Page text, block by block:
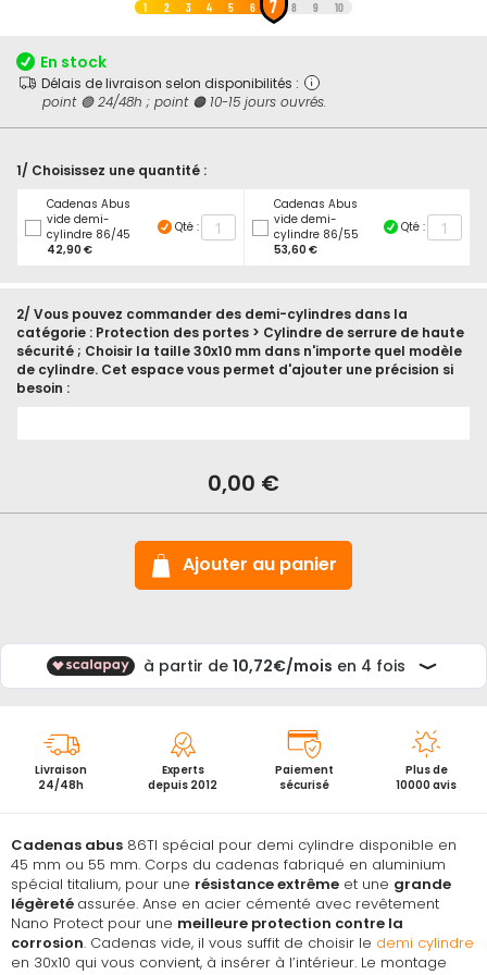
de
la
Galerie
1 2 3 4 5 6 7 8 9 10
Cadenas abus 86TI spécial pour demi cylindre disponible en
45 mm ou 55 mm. Corps du cadenas fabriqué en aluminium
spécial titalium, pour une résistance extrême et une grande
légèreté assurée. Anse en acier cémenté avec revêtement
Nano Protect pour une meilleure protection contre la
corrosion. Cadenas vide, il vous suffit de choisir le demi cylindre
en 30x10 qui vous convient, à insérer à l’intérieur. Le montage
En stock
Délais de livraison selon disponibilités :
point 🟢 24/48h ; point 🟠 10-15 jours ouvrés.
1/ Choisissez une quantité :
Cadenas Abus
vide demi-
cylindre 86/45
42,90 €
Qté :
Cadenas Abus
vide demi-
cylindre 86/55
53,60 €
Qté :
2/ Vous pouvez commander des demi-cylindres dans la
catégorie : Protection des portes > Cylindre de serrure de haute
sécurité ; Choisir la taille 30x10 mm dans n'importe quel modèle
de cylindre. Cet espace vous permet d'ajouter une précision si
besoin :
86
0,00 €
Ajouter au panier
Livraison
24/48h
Experts
depuis 2012
Paiement
sécurisé
Plus de
10000 avis